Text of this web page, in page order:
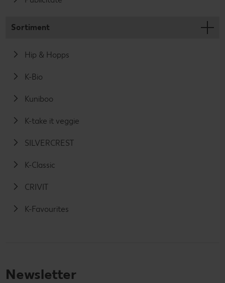
Sortiment
Hip & Hopps
K-Bio
Kuniboo
K-take it veggie
SILVERCREST
K-Classic
CRIVIT
K-Favourites
Newsletter